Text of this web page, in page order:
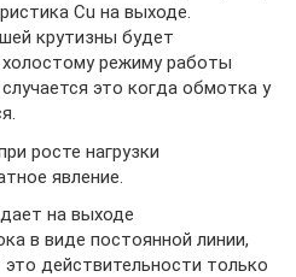
Сu на выходе.
крутизны будет
режиму работы
это когда обмотка у
росте нагрузки
явление.
на выходе
в виде постоянной линии,
действительности только